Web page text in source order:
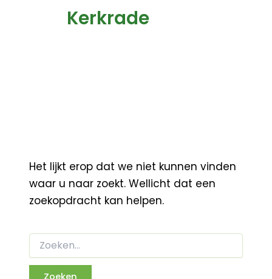
Kerkrade
Het lijkt erop dat we niet kunnen vinden
waar u naar zoekt. Wellicht dat een
zoekopdracht kan helpen.